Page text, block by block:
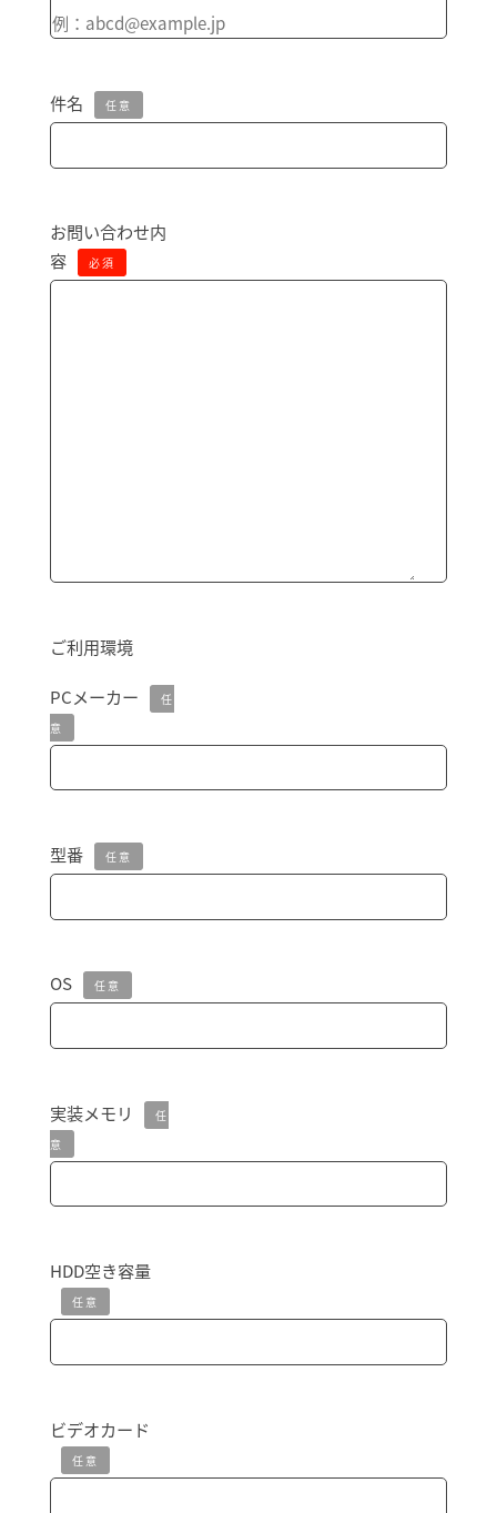
件名 任意
お問い合わせ内
容
必須
ご利用環境
PCメーカー
任
意
型番 任意
OS 任意
実装メモリ
任
意
HDD空き容量
任意
ビデオカード
任意